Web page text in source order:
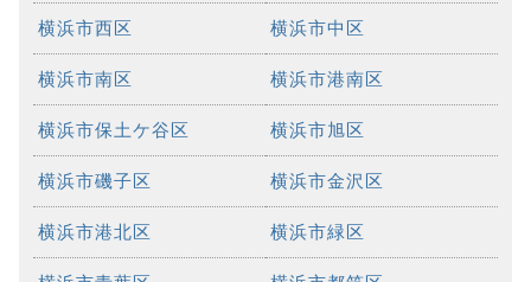
横浜市西区 横浜市中区
横浜市南区 横浜市港南区
横浜市保土ケ谷区 横浜市旭区
横浜市磯子区 横浜市金沢区
横浜市港北区 横浜市緑区